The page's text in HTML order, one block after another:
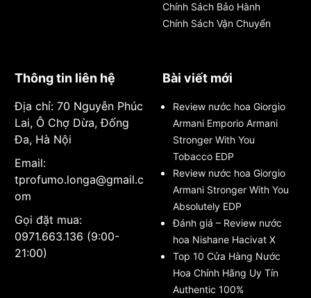
Chính Sách Bảo Hành
Chính Sách Vận Chuyển
Thông tin liên hệ
Địa chỉ: 70 Nguyễn Phúc
Lai, Ô Chợ Dừa, Đống
Đa, Hà Nội
Email:
tprofumo.longa@gmail.c
om
Gọi đặt mua:
0971.663.136 (9:00-
21:00)
Bài viết mới
Review nước hoa Giorgio
Armani Emporio Armani
Stronger With You
Tobacco EDP
Review nước hoa Giorgio
Armani Stronger With You
Absolutely EDP
Đánh giá – Review nước
hoa Nishane Hacivat X
Top 10 Cửa Hàng Nước
Hoa Chính Hãng Uy Tín
Authentic 100%